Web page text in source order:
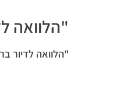
"הלוואה
"הלוואה לדיור